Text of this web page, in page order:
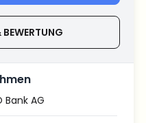
BEWERTUNG
Bank AG